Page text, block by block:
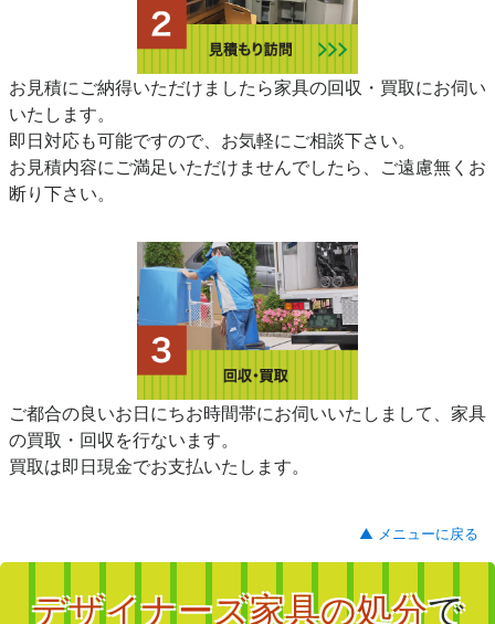
お見積にご納得いただけましたら家具の回収・買取にお伺い
いたします。
即日対応も可能ですので、お気軽にご相談下さい。
お見積内容にご満足いただけませんでしたら、ご遠慮無くお
断り下さい。
ご都合の良いお日にちお時間帯にお伺いいたしまして、家具
の買取・回収を行ないます。
買取は即日現金でお支払いたします。
▲ メニューに戻る
デザイナーズ家具の処分で